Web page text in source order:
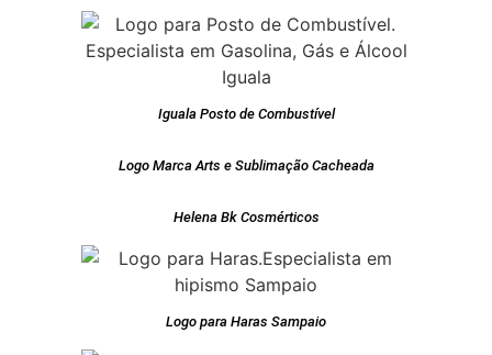
Iguala Posto de Combustível
Logo Marca Arts e Sublimação Cacheada
Helena Bk Cosmérticos
Logo para Haras Sampaio